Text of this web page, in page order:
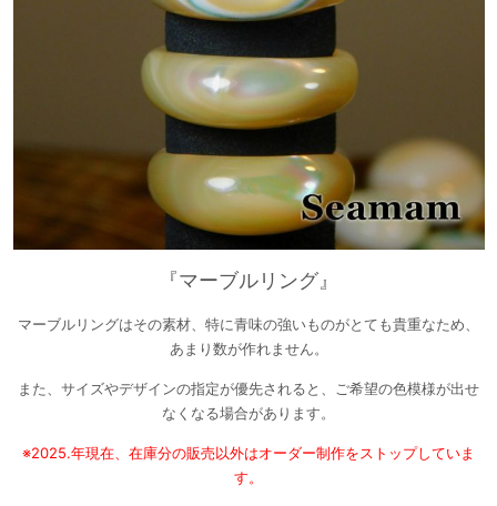
『マーブルリング』
マーブルリングはその素材、特に青味の強いものがとても貴重なため、
あまり数が作れません。
また、サイズやデザインの指定が優先されると、ご希望の色模様が出せ
なくなる場合があります。
※2025.年現在、在庫分の販売以外はオーダー制作をストップしていま
す。